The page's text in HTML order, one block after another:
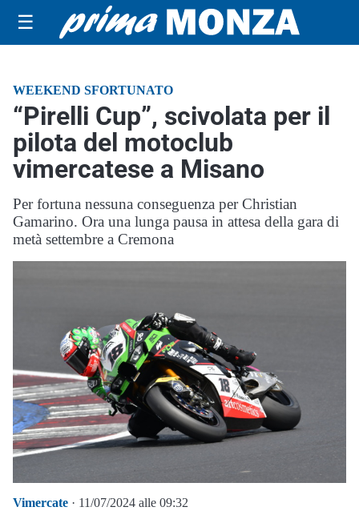
☰
WEEKEND SFORTUNATO
“Pirelli Cup”, scivolata per il
pilota del motoclub
vimercatese a Misano
Per fortuna nessuna conseguenza per Christian
Gamarino. Ora una lunga pausa in attesa della gara di
metà settembre a Cremona
Vimercate · 11/07/2024 alle 09:32